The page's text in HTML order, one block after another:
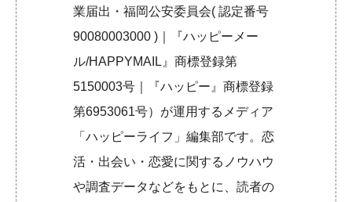
業届出・福岡公安委員会( 認定番号
90080003000 )｜『ハッピーメー
ル/HAPPYMAIL』商標登録第
5150003号｜『ハッピー』商標登録
第6953061号）が運用するメディア
「ハッピーライフ」編集部です。恋
活・出会い・恋愛に関するノウハウ
や調査データなどをもとに、読者の